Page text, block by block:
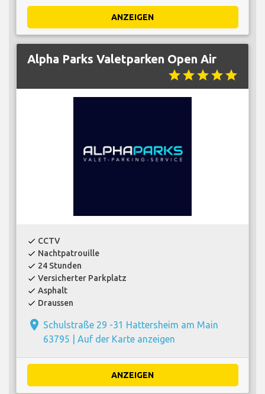
ANZEIGEN
Alpha Parks Valetparken Open Air
starstarstarstarstar
check CCTV
check Nachtpatrouille
check 24 Stunden
check Versicherter Parkplatz
check Asphalt
check Draussen
place Schulstraße 29 -31 Hattersheim am Main
63795 | Auf der Karte anzeigen
ANZEIGEN